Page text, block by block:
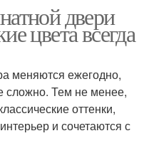
двери
цвета всегда
меняются ежегодно,
сложно. Тем не менее,
оттенки,
и сочетаются с